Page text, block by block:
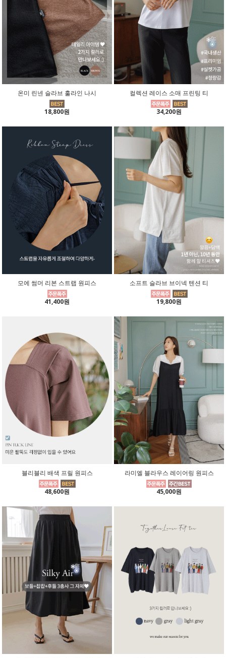
온미 린넨 슬라브 훌라인 나시
18,800원
컬렉션 레이스 소매 프린팅 티
34,200원
모에 썸머 리본 스트랩 원피스
41,400원
소프트 슬라브 브이넥 텐션 티
19,800원
블리블리 배색 프릴 원피스
48,600원
라미엘 블라우스 레이어링 원피스
45,000원